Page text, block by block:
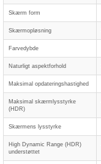
Skærm form
Skærmopløsning
Farvedybde
Naturligt aspektforhold
Maksimal opdateringshastighed
Maksimal skærmlysstyrke
(HDR)
Skærmens lysstyrke
High Dynamic Range (HDR)
understøttet